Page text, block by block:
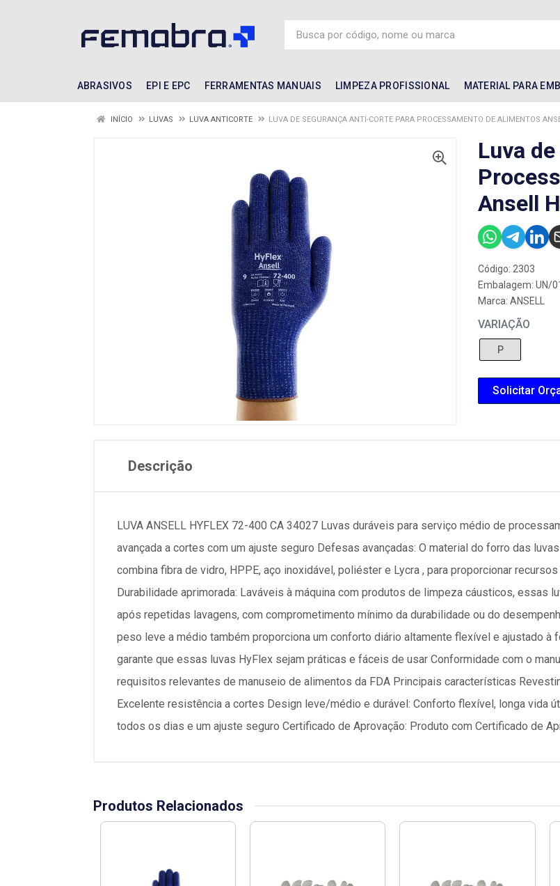
ABRASIVOS EPI E EPC FERRAMENTAS MANUAIS LIMPEZA PROFISSIONAL MATERIAL PARA
INÍCIO LUVAS LUVA ANTICORTE LUVA DE SEGURANÇA ANTI-CORTE PARA PROCESSAMENTO DE ALIMENTOS
Luva
Ansell
Código: 2303
Embalagem: UN/
Marca: ANSELL
VARIAÇÃO
P
Solicitar
Descrição
LUVA ANSELL HYFLEX 72-400 CA 34027 Luvas duráveis para serviço médio de
avançada a cortes com um ajuste seguro Defesas avançadas: O material do forro das
combina fibra de vidro, HPPE, aço inoxidável, poliéster e Lycra , para proporcionar
Durabilidade aprimorada: Laváveis à máquina com produtos de limpeza cáusticos, essas
após repetidas lavagens, com comprometimento mínimo da durabilidade ou do
peso leve a médio também proporciona um conforto diário altamente flexível e ajustado à
garante que essas luvas HyFlex sejam práticas e fáceis de usar Conformidade com o
requisitos relevantes de manuseio de alimentos da FDA Principais características
Excelente resistência a cortes Design leve/médio e durável: Conforto flexível, longa vida
todos os dias e um ajuste seguro Certificado de Aprovação: Produto com Certificado de
Produtos Relacionados